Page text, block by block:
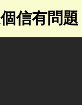
信有問題